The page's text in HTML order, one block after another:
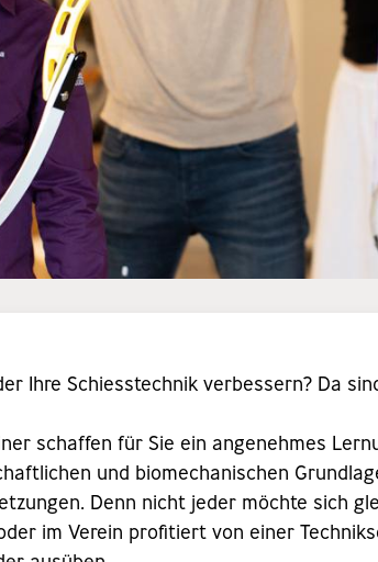
Ihre Schiesstechnik verbessern? Da
schaffen für Sie ein angenehmes
und biomechanischen
Denn nicht jeder möchte sich
im Verein profitiert von einer